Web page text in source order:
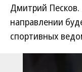
Дмитрий Песков.
направлении
спортивных